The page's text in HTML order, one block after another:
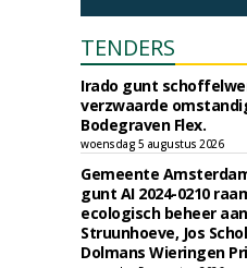
TENDERS
Irado gunt
verzwaarde
Bodegraven Flex.
woensdag 5 augustus 2026
Gemeente
gunt AI 2024-0210
ecologisch beheer
Struunhoeve, Jos
Dolmans Wieringen